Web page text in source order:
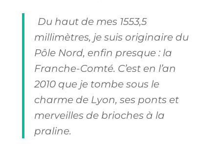
Du haut de mes 1553,5
millimètres, je suis originaire du
Pôle Nord, enfin presque : la
Franche-Comté. C’est en l’an
2010 que je tombe sous le
charme de Lyon, ses ponts et
merveilles de brioches à la
praline.